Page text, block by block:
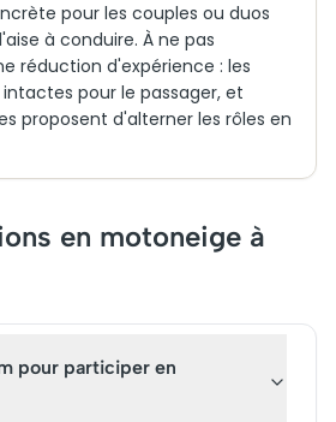
pour les couples ou duos
à conduire. À ne pas
réduction d'expérience : les
pour le passager, et
proposent d'alterner les rôles en
en motoneige à
pour participer en